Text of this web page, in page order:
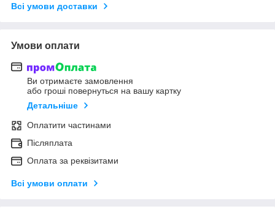
Всі умови доставки
Умови оплати
Ви отримаєте замовлення
або гроші повернуться на вашу картку
Детальніше
Оплатити частинами
Післяплата
Оплата за реквізитами
Всі умови оплати